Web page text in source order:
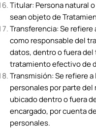
Titular: Persona natural
sean objeto de
Transferencia: Se refiere
como responsable del
datos, dentro o fuera
tratamiento efectivo de
Transmisión: Se refiere
personales por parte del
ubicado dentro o fuera
encargado, por cuenta
personales.